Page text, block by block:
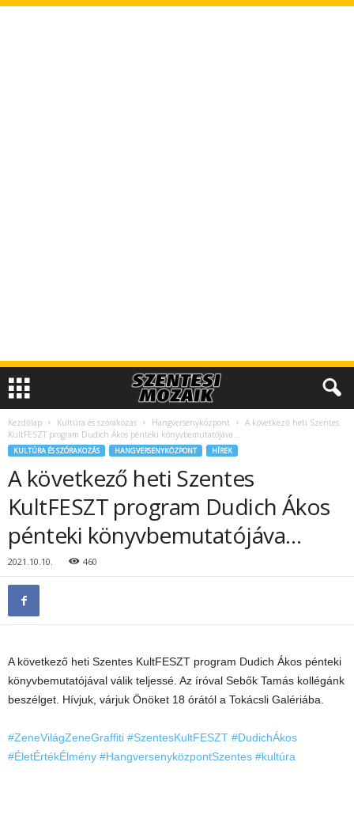
Kezdőlap Kultúra és szórakozás Hangversenyközpont
A következő heti Szentes
KultFESZT program Dudich Ákos pénteki könyvbemutatójáva…
KULTÚRA ÉS SZÓRAKOZÁS HANGVERSENYKÖZPONT HÍREK
A következő heti Szentes
KultFESZT program Dudich Ákos
pénteki könyvbemutatójáva…
2021.10.10. 460
A következő heti Szentes KultFESZT program Dudich Ákos pénteki
könyvbemutatójával válik teljessé. Az íróval Sebők Tamás kollégánk
beszélget. Hívjuk, várjuk Önöket 18 órától a Tokácsli Galériába.
#ZeneVilágZeneGraffiti #SzentesKultFESZT #DudichÁkos
#ÉletÉrtékÉlmény #HangversenyközpontSzentes #kultúra